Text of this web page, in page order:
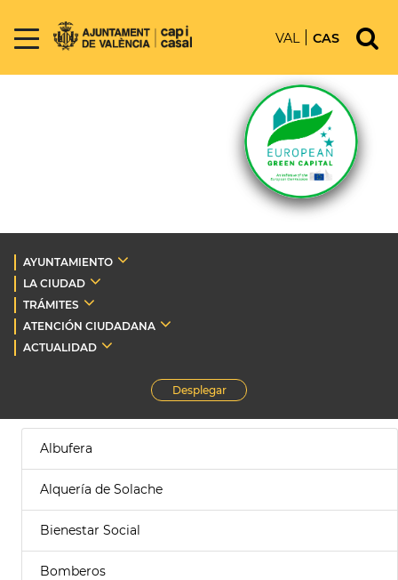
VAL CAS
AYUNTAMIENTO
LA CIUDAD
TRÁMITES
ATENCIÓN CIUDADANA
ACTUALIDAD
Desplegar
Albufera
Alquería de Solache
Bienestar Social
Bomberos